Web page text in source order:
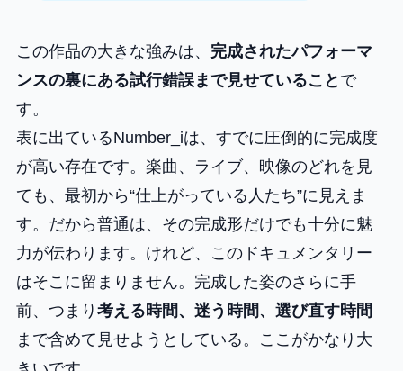
この作品の大きな強みは、 完成されたパフォーマ
ンスの裏にある試行錯誤まで見せていること で
す。
表に出ているNumber_iは、すでに圧倒的に完成度
が高い存在です。楽曲、ライブ、映像のどれを見
ても、最初から“仕上がっている人たち”に見えま
す。だから普通は、その完成形だけでも十分に魅
力が伝わります。けれど、このドキュメンタリー
はそこに留まりません。完成した姿のさらに手
前、つまり 考える時間、迷う時間、選び直す時間
まで含めて見せようとしている。ここがかなり大